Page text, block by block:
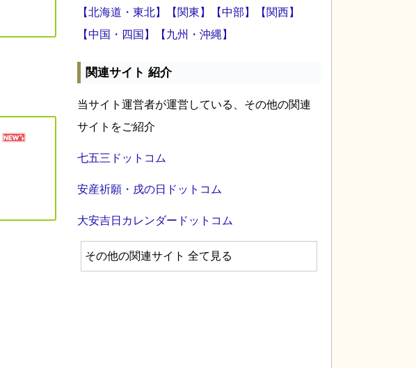
【北海道・東北】 【関東】 【中部】
【関西】
【中国・四国】
【九州・沖縄】
関連サイト 紹介
当サイト運営者が運営している、その他の関連
サイトをご紹介
七五三ドットコム
安産祈願・戌の日ドットコム
大安吉日カレンダードットコム
その他の関連サイト 全て見る